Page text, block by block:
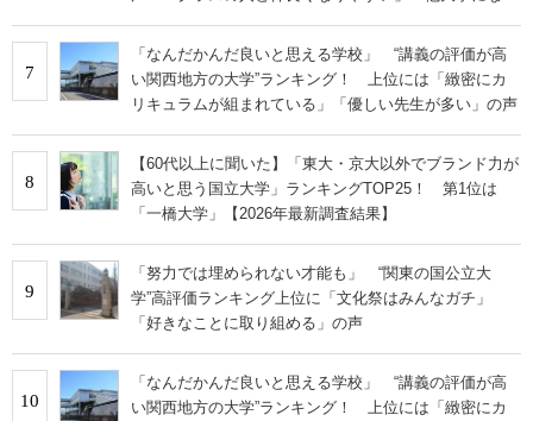
7
「なんだかんだ良いと思える学校」 “講義の評価が高
い関西地方の大学”ランキング！ 上位には「緻密にカ
リキュラムが組まれている」「優しい先生が多い」の声
8
【60代以上に聞いた】「東大・京大以外でブランド力が
高いと思う国立大学」ランキングTOP25！ 第1位は
「一橋大学」【2026年最新調査結果】
9
「努力では埋められない才能も」 “関東の国公立大
学”高評価ランキング上位に「文化祭はみんなガチ」
「好きなことに取り組める」の声
10
「なんだかんだ良いと思える学校」 “講義の評価が高
い関西地方の大学”ランキング！ 上位には「緻密にカ